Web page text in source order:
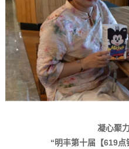
凝心聚
“明丰第十届【619